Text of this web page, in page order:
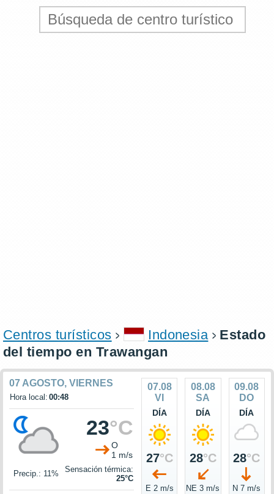
Centros turísticos Indonesia
Estado
del tiempo en Trawangan
07 AGOSTO, VIERNES
Hora local: 00:48
23°C
O
1 m/s
Precip.: 11%
Sensación térmica:
25°C
07.08
VI
DÍA
27°C
E 2 m/s
08.08
SA
DÍA
28°C
NE 3 m/s
09.08
DO
DÍA
28°C
N 7 m/s